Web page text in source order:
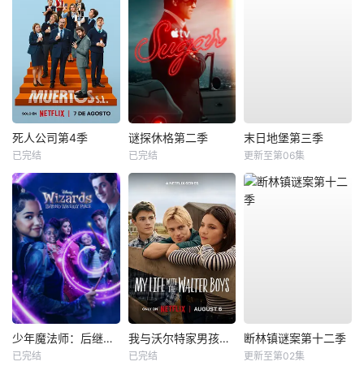
死人公司第4季
已完结
谜探休格第二季
已完结
末日地堡第三季
更新至第06集
少年魔法师：后继者第三季
已完结
我与沃尔特家男孩的生活第三季
已完结
断林镇谜案第十二季
更新至第02集